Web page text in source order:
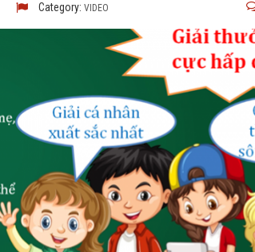
Category: VIDEO